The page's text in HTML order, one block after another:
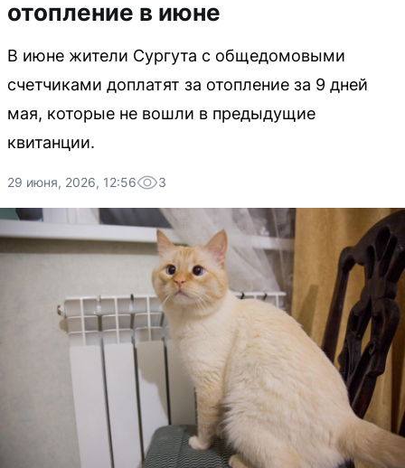
отопление в июне
В июне жители Сургута с общедомовыми
счетчиками доплатят за отопление за 9 дней
мая, которые не вошли в предыдущие
квитанции.
29 июня, 2026, 12:56 3